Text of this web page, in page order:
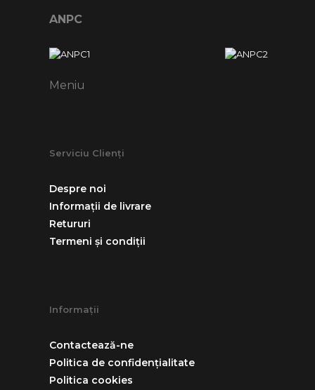
ANPC
Meniu
Serviciu Clienți
Despre noi
Informații de livrare
Retururi
Termeni și condiții
Informații
Contactează-ne
Politica de confidențialitate
Politica cookies